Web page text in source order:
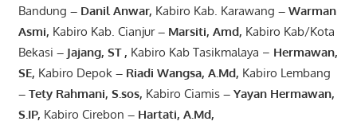
Bandung – Danil Anwar, Kabiro Kab. Karawang –Warman
Asmi, Kabiro Kab. Cianjur– Marsiti, Amd, Kabiro Kab/Kota
Bekasi – Jajang, ST , Kabiro Kab Tasikmalaya – Hermawan,
SE, Kabiro Depok – Riadi Wangsa, A.Md, Kabiro Lembang
– Tety Rahmani, S.sos, Kabiro Ciamis– Yayan Hermawan,
S.IP, Kabiro Cirebon – Hartati, A.Md,